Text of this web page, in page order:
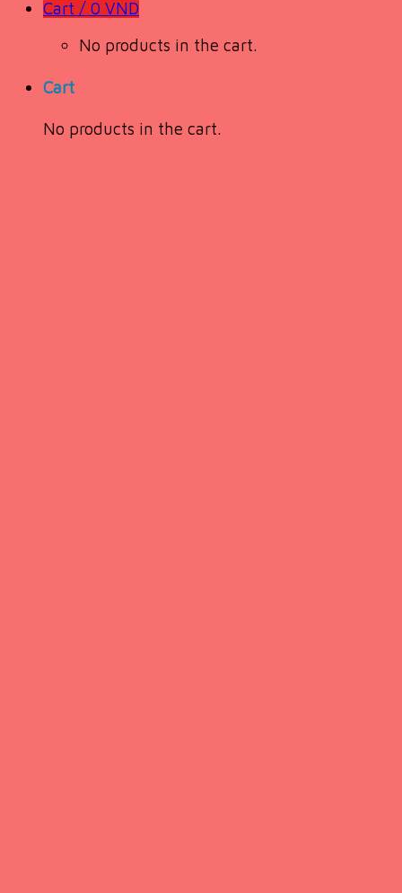
Cart / 0 VND
No products in the cart.
Cart
No products in the cart.